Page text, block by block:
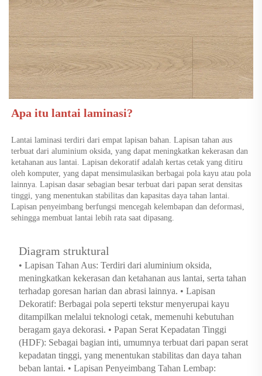
Apa itu lantai laminasi?
Lantai laminasi terdiri dari empat lapisan bahan. Lapisan tahan aus
terbuat dari aluminium oksida, yang dapat meningkatkan kekerasan dan
ketahanan aus lantai. Lapisan dekoratif adalah kertas cetak yang ditiru
oleh komputer, yang dapat mensimulasikan berbagai pola kayu atau pola
lainnya. Lapisan dasar sebagian besar terbuat dari papan serat densitas
tinggi, yang menentukan stabilitas dan kapasitas daya tahan lantai.
Lapisan penyeimbang berfungsi mencegah kelembapan dan deformasi,
sehingga membuat lantai lebih rata saat dipasang.
Diagram struktural
• Lapisan Tahan Aus: Terdiri dari aluminium oksida,
meningkatkan kekerasan dan ketahanan aus lantai, serta tahan
terhadap goresan harian dan abrasi lainnya. • Lapisan
Dekoratif: Berbagai pola seperti tekstur menyerupai kayu
ditampilkan melalui teknologi cetak, memenuhi kebutuhan
beragam gaya dekorasi. • Papan Serat Kepadatan Tinggi
(HDF): Sebagai bagian inti, umumnya terbuat dari papan serat
kepadatan tinggi, yang menentukan stabilitas dan daya tahan
beban lantai. • Lapisan Penyeimbang Tahan Lembap: